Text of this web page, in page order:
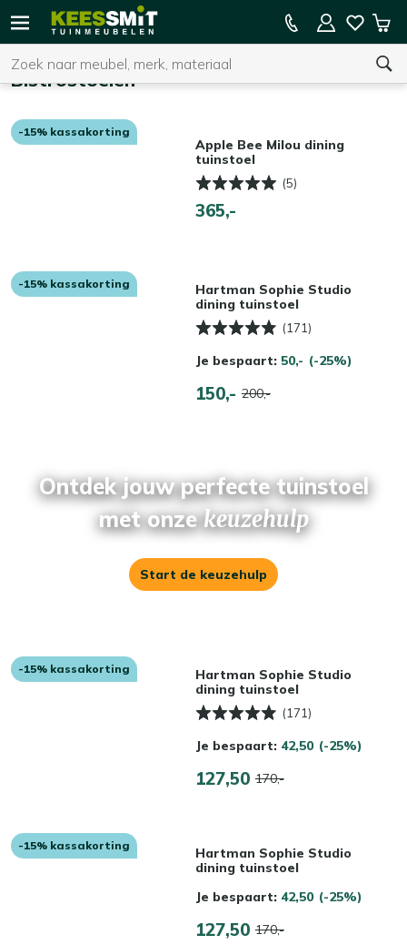
Kees
Tuinmeubelen
Zoeken
U heeft geen product(en) in uw winkelwagen.
15% kassakorting op de hele collectie
Bistrostoelen
-15% kassakorting
Apple Bee Milou dining
tuinstoel
(5)
365,-
-15% kassakorting
Hartman Sophie Studio
dining tuinstoel
(171)
Je bespaart: 50,- (-25%)
150,- 200,-
Ontdek jouw perfecte tuinstoel
met onzekeuzehulp
Start de keuzehulp
-15% kassakorting
Hartman Sophie Studio
dining tuinstoel
(171)
Je bespaart: 42,50 (-25%)
127,50 170,-
-15% kassakorting
Hartman Sophie Studio
dining tuinstoel
Je bespaart: 42,50 (-25%)
127,50 170,-